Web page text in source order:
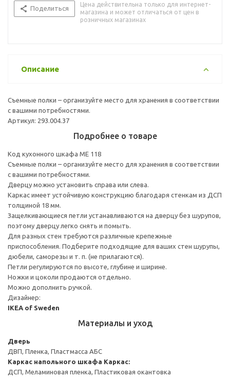
Поделиться
Цена действительна только для интернет-
магазина и может отличаться от цен в
розничных магазинах
Описание
Съемные полки – организуйте место для хранения в соответствии
с вашими потребностями.
Артикул: 293.004.37
Подробнее о товаре
Код кухонного шкафа ME 118
Съемные полки – организуйте место для хранения в соответствии
с вашими потребностями.
Дверцу можно установить справа или слева.
Каркас имеет устойчивую конструкцию благодаря стенкам из ДСП
толщиной 18 мм.
Защелкивающиеся петли устанавливаются на дверцу без шурупов,
поэтому дверцу легко снять и помыть.
Для разных стен требуются различные крепежные
приспособления. Подберите подходящие для ваших стен шурупы,
дюбели, саморезы и т. п. (не прилагаются).
Петли регулируются по высоте, глубине и ширине.
Ножки и цоколи продаются отдельно.
Можно дополнить ручкой.
Дизайнер:
IKEA of Sweden
Материалы и уход
Дверь
ДВП, Пленка, Пластмасса АБС
Каркас напольного шкафа Каркас:
ДСП, Меламиновая пленка, Пластиковая окантовка